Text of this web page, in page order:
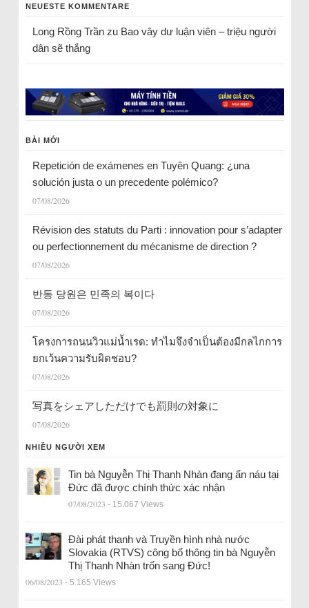
NEUESTE KOMMENTARE
Long Rồng Trầnzu Bao vây dư luận viên – triệu người
dân sẽ thắng
BÀI MỚI
Repetición de exámenes en Tuyên Quang: ¿una
solución justa o un precedente polémico?
07/08/2026
Révision des statuts du Parti : innovation pour s’adapter
ou perfectionnement du mécanisme de direction ?
07/08/2026
반동 당원은 민족의 복이다
07/08/2026
โครงการถนนวิวแม่น้ำเรด: ทำไมจึงจำเป็นต้องมีกลไกการ
ยกเว้นความรับผิดชอบ?
07/08/2026
写真をシェアしただけでも罰則の対象に
07/08/2026
NHIỀU NGƯỜI XEM
Tin bà Nguyễn Thị Thanh Nhàn đang ẩn náu tại
Đức đã được chính thức xác nhận
07/08/2023 - 15.067 Views
Đài phát thanh và Truyền hình nhà nước
Slovakia (RTVS) công bố thông tin bà Nguyễn
Thị Thanh Nhàn trốn sang Đức!
06/08/2023 - 5.165 Views